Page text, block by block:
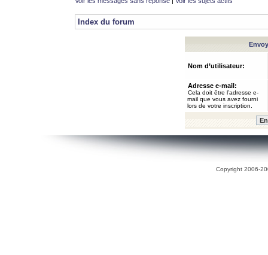
Index du forum
Nom d’utilisateur:
Adresse e-mail:
Cela doit être l’adresse e-
mail que vous avez fourni
lors de votre inscription.
Copyright 2006-